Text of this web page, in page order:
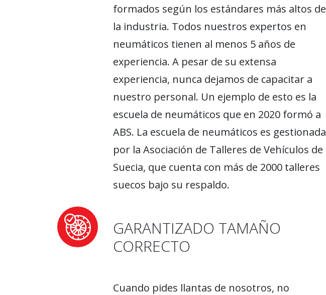
formados según los estándares más altos de
la industria. Todos nuestros expertos en
neumáticos tienen al menos 5 años de
experiencia. A pesar de su extensa
experiencia, nunca dejamos de capacitar a
nuestro personal. Un ejemplo de esto es la
escuela de neumáticos que en 2020 formó a
ABS. La escuela de neumáticos es gestionada
por la Asociación de Talleres de Vehículos de
Suecia, que cuenta con más de 2000 talleres
suecos bajo su respaldo.
GARANTIZADO TAMAÑO
CORRECTO
Cuando pides llantas de nosotros, no